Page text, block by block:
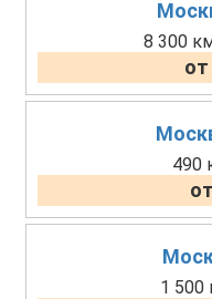
8 300
от
490
1 500